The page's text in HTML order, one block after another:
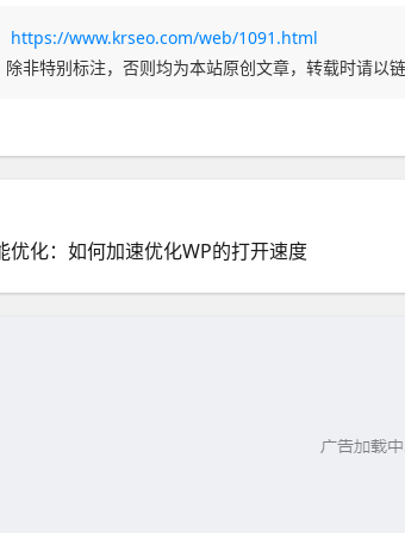
https://www.krseo.com/web/1091.html
除非特别标注，否则均为本站原创文章，转载时请以
化：如何加速优化WP的打开速度